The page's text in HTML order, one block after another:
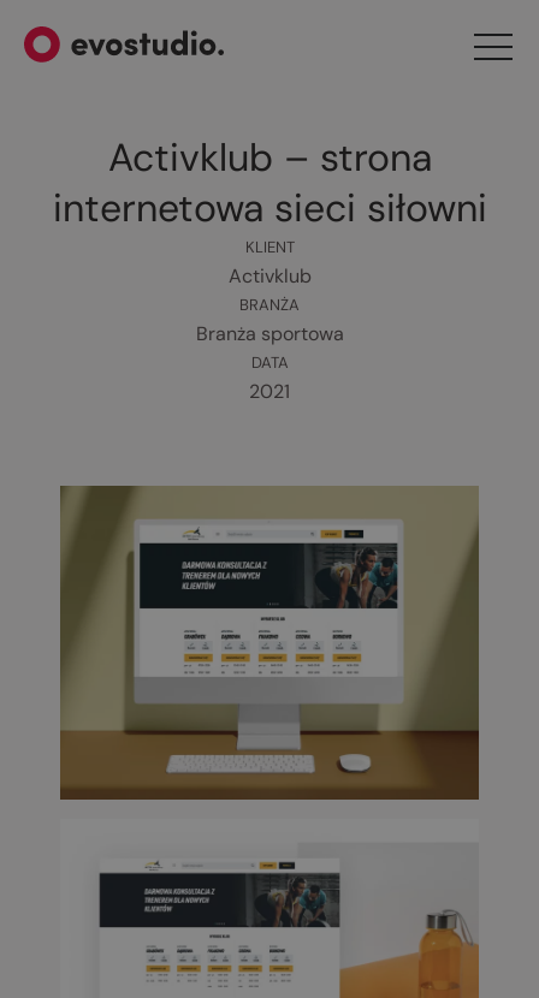
Activklub – strona
internetowa sieci siłowni
KLIENT
Activklub
BRANŻA
Branża sportowa
DATA
2021